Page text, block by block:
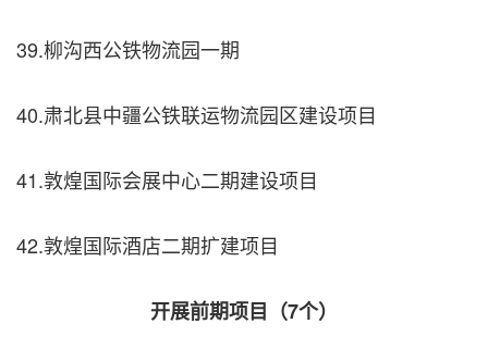
39.柳沟西公铁物流园一期
40.肃北县中疆公铁联运物流园区建设项目
41.敦煌国际会展中心二期建设项目
42.敦煌国际酒店二期扩建项目
开展前期项目（7个）